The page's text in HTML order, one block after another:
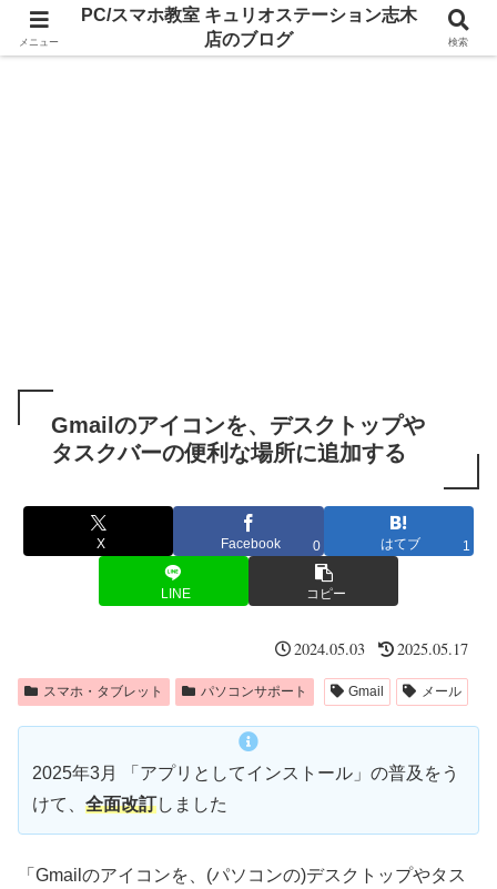
Gmailのアイコンを、デスクトップや
タスクバーの便利な場所に追加する
X Facebook 0 はてブ 1
LINE コピー
2024.05.03 2025.05.17
スマホ・タブレット パソコンサポート Gmail メール
2025年3月 「アプリとしてインストール」の普及をう
けて、 全面改訂しました
「Gmailのアイコンを、(パソコンの)デスクトップやタス
メニュー
PC/スマホ教室 キュリオステーション志木
店のブログ
検索